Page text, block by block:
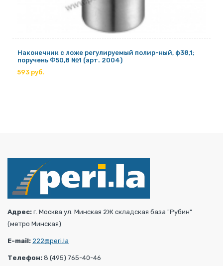
Наконечник с ложе регулируемый полир-ный, ф38,1;
поручень Ф50,8 №1 (арт. 2004)
593 руб.
Адрес: г. Москва ул. Минская 2Ж складская база "Рубин"
(метро Минская)
E-mail: 222@peri.la
Телефон: 8 (495) 765-40-46